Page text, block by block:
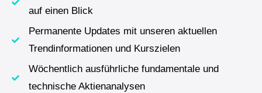
auf einen Blick
Permanente Updates mit unseren aktuellen
Trendinformationen und Kurszielen
Wöchentlich ausführliche fundamentale und
technische Aktienanalysen